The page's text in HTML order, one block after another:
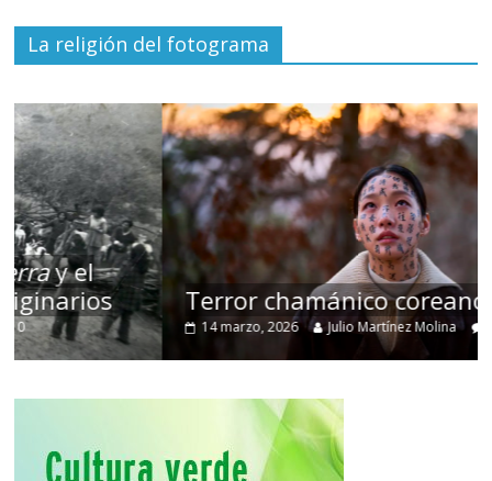
La religión del fotograma
Terror chamánico coreano
14 marzo, 2026 Julio Martínez Molina 0